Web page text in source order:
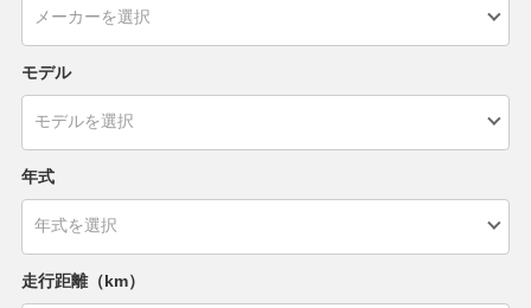
モデル
年式
走行距離（km）